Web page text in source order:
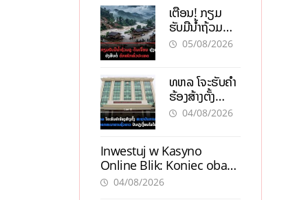
ລາວ
ເຕືອນ! ກຽມ
ຮັບມືນໍ້າຖ້ວມ
ກະທັນຫັນ-ດິນ
ໜັກທົ່ວປະເທດ
05/08/2026
ທຫລ ໂຈະຮັບຄຳ
ຮ້ອງສ້າງຕັ້ງ
ສະຖາບັນການເງິນ
ເງື່ອນໄຂໃໝ່
04/08/2026
Inwestuj w Kasyno
Online Blik: Koniec obaw,
kropka i Blik dla
04/08/2026